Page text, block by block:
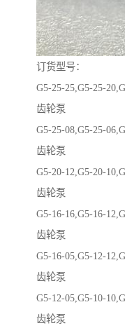
订货型号：
G5-25-25,G5-25-
齿轮泵
G5-25-08,G5-25-
齿轮泵
G5-20-12,G5-20-
齿轮泵
G5-16-16,G5-16-
齿轮泵
G5-16-05,G5-12-
齿轮泵
G5-12-05,G5-10-
齿轮泵